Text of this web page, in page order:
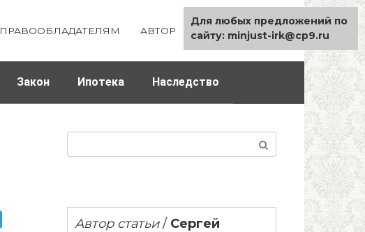
ПРАВООБЛАДАТЕЛЯМ АВТОР КАРТА САЙТА
Закон Ипотека Наследство
Автор статьи/ Сергей
Для любых предложений по
сайту: minjust-irk@cp9.ru